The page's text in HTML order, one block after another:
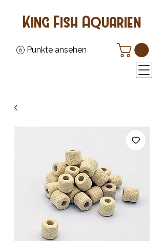
Punkte ansehen
King Fish Aquarien